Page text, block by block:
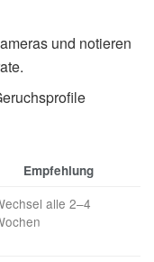
und notieren
Empfehlung
alle 2–4